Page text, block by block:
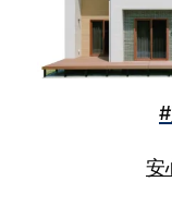
当社は、個人情報
利用します。
歴含む）は、以下
お客様が当社の
安